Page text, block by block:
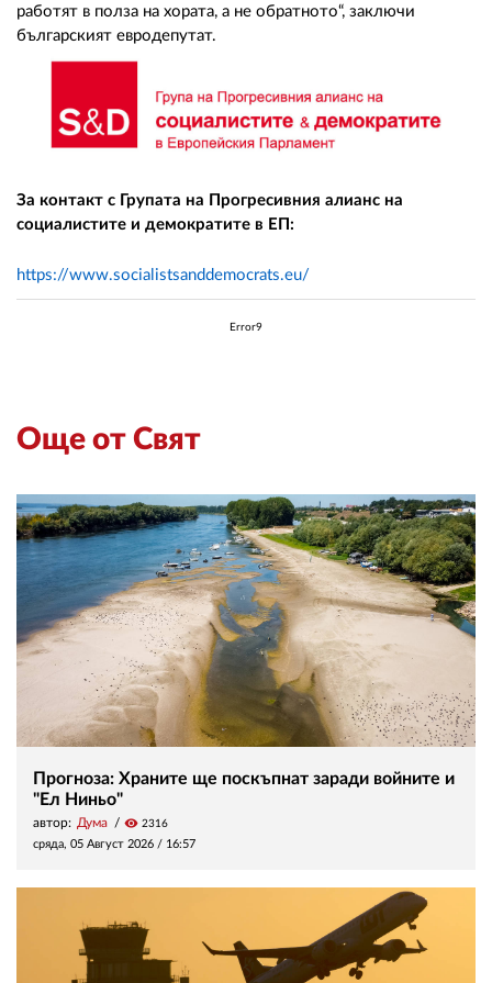
работят в полза на хората, а не обратното“, заключи
българският евродепутат.
За контакт с Групата на Прогресивния алианс на
социалистите и демократите в ЕП:
https://www.socialistsanddemocrats.eu/
Error9
Още от Свят
Прогноза: Храните ще поскъпнат заради войните и
"Ел Ниньо"
автор: Дума visibility 2316
сряда, 05 Август 2026 / 16:57